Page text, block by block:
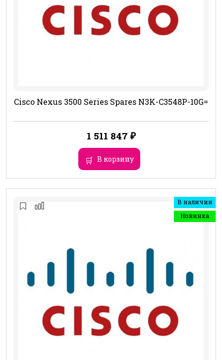
Cisco Nexus 3500 Series Spares N3K-C3548P-10G=
1 511 847 ₽
В корзину
В наличии
Новинка